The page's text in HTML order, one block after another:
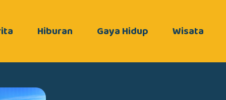
Hiburan Gaya Hidup Wisata